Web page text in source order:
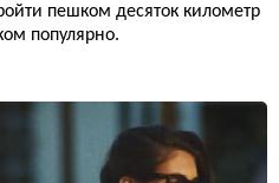
пешком десяток километр
популярно.